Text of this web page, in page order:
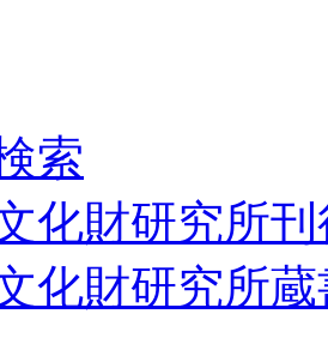
索
化財研究所
化財研究所